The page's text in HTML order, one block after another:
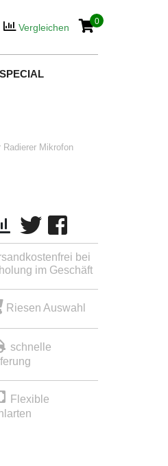
Vergleichen
0
SPECIAL
Radierer Mikrofon
bei
im Geschäft
Riesen Auswahl
schnelle
Flexible